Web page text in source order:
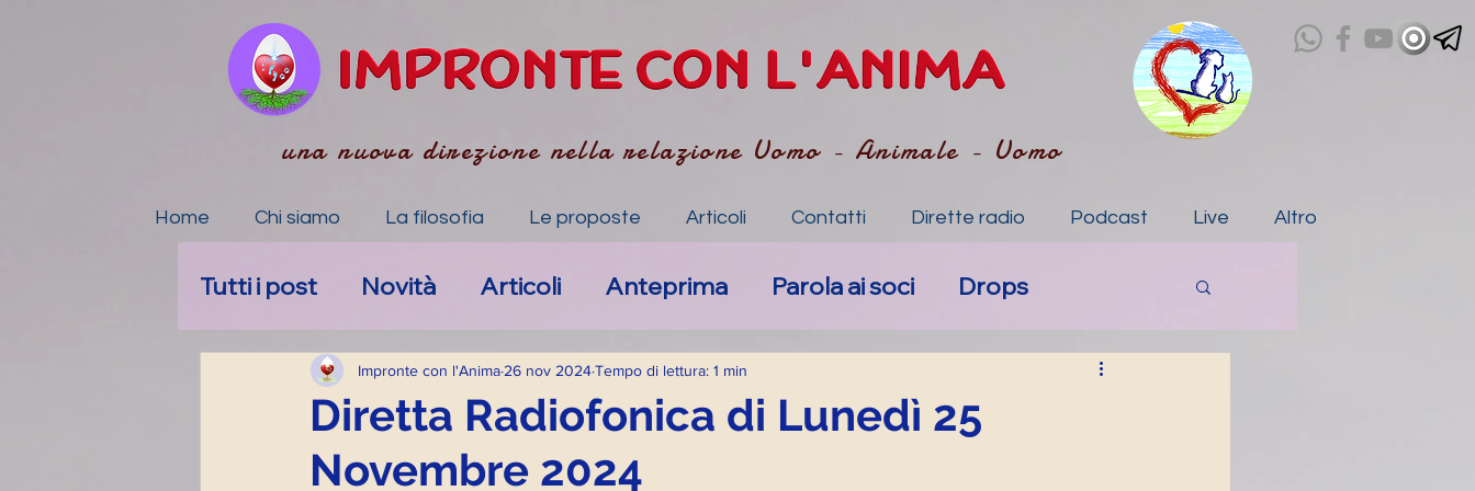
una nuova direzione nella relazione Uomo - Animale - Uomo
Home Chi siamo La filosofia Le proposte Articoli Contatti Dirette radio Podcast Live Altro
Tutti i post Novità Articoli Anteprima Parola ai soci Drops
La tua community Nuovi eventi Anima-li specchio dell'Anima
Accompagnamento Empatico Art. Accompagnamento Empatico
Diretta Radiofonica di Lunedì 25
Novembre 2024
Impronte con l'Anima 26 nov 2024Tempo di lettura: 1 min